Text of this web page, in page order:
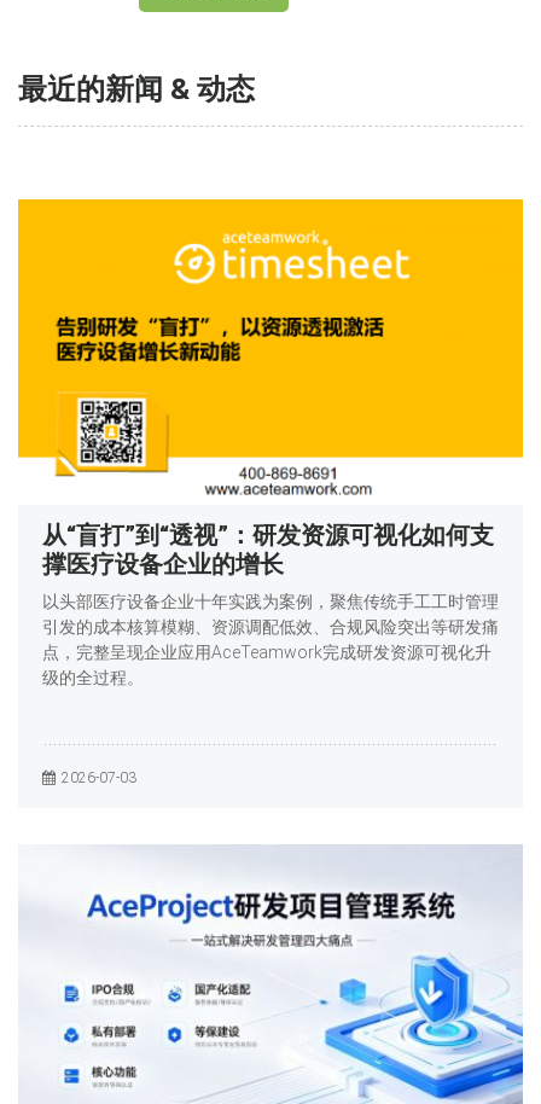
最近的新闻 & 动态
从“盲打”到“透视”：研发资源可视化如何支
撑医疗设备企业的增长
以头部医疗设备企业十年实践为案例，聚焦传统手工工时管理
引发的成本核算模糊、资源调配低效、合规风险突出等研发痛
点，完整呈现企业应用AceTeamwork完成研发资源可视化升
级的全过程。
2026-07-03